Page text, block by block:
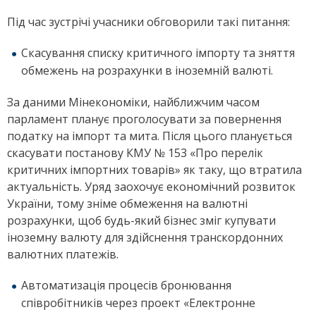
Під час зустрічі учасники обговорили такі питання:
Скасування списку критичного імпорту та зняття
обмежень на розрахунки в іноземній валюті.
За даними Мінекономіки, найближчим часом
парламент планує проголосувати за повернення
податку на імпорт та мита. Після цього планується
скасувати постанову КМУ № 153 «Про перелік
критичних імпортних товарів» як таку, що втратила
актуальність. Уряд заохочує економічний розвиток
України, тому зніме обмеження на валютні
розрахунки, щоб будь-який бізнес зміг купувати
іноземну валюту для здійснення транскордонних
валютних платежів.
Автоматизація процесів бронювання
співробітників через проект «Електронне